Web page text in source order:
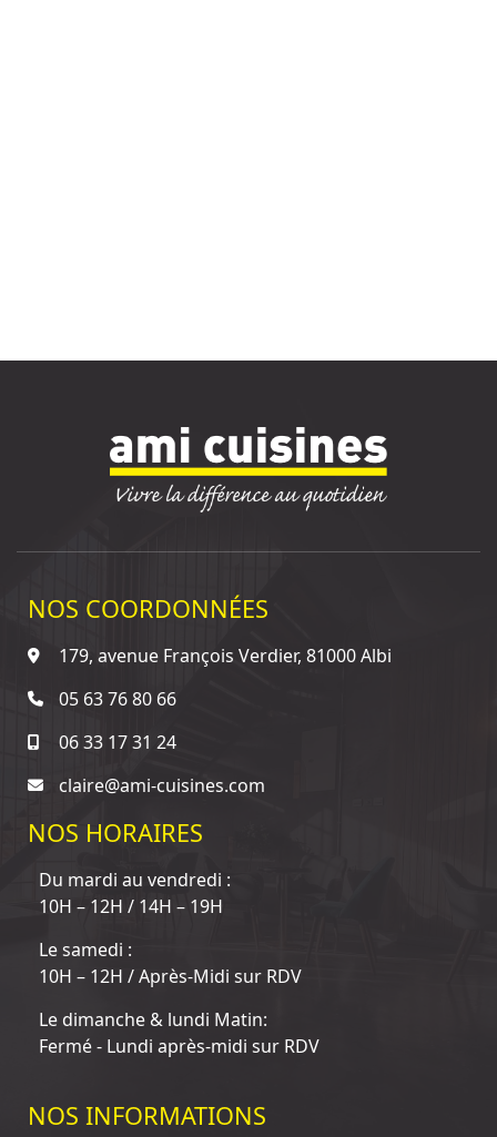
NOS COORDONNÉES
179, avenue François Verdier, 81000 Albi
05 63 76 80 66
06 33 17 31 24
claire@ami-cuisines.com
NOS HORAIRES
Du mardi au vendredi :
10H – 12H / 14H – 19H
Le samedi :
10H – 12H / Après-Midi sur RDV
Le dimanche & lundi Matin:
Fermé - Lundi après-midi sur RDV
NOS INFORMATIONS